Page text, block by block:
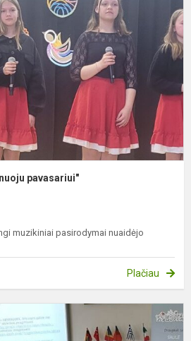
pavasariui"
muzikiniai pasirodymai nuaidėjo
Plačiau